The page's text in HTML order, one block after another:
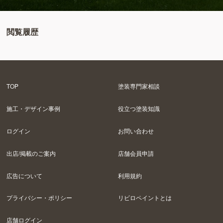
閲覧履歴
TOP 塗装専門家相談
施工・デザイン事例 役立つ塗装知識
ログイン お問い合わせ
出店/掲載のご案内 店舗会員申請
広告について 利用規約
プライバシー・ポリシー リビロペイントとは
店舗ログイン